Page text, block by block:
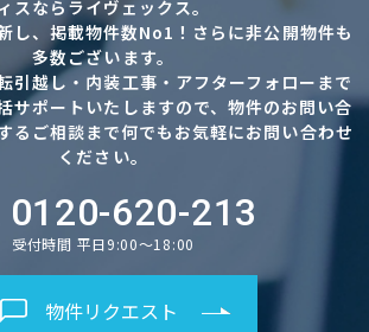
スならライヴェックス。
し、掲載物件数No1！さらに非公開物件も
多数ございます。
引越し・内装工事・アフターフォローまで
サポートいたしますので、物件のお問い合
るご相談まで何でもお気軽にお問い合わせ
ください。
0120-620-213
受付時間 平日9:00～18:00
物件リクエスト